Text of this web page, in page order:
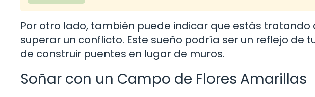
Por otro lado, también puede indicar que estás
superar un conflicto. Este sueño podría ser un reflejo de
de construir puentes en lugar de muros.
Soñar con un Campo de Flores Amarillas